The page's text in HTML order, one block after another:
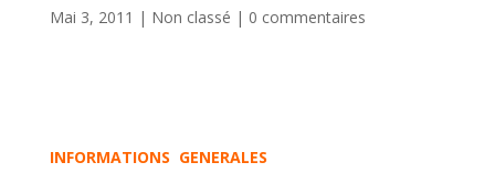
Mai 3, 2011 | Non classé | 0 commentaires
INFORMATIONS GENERALES